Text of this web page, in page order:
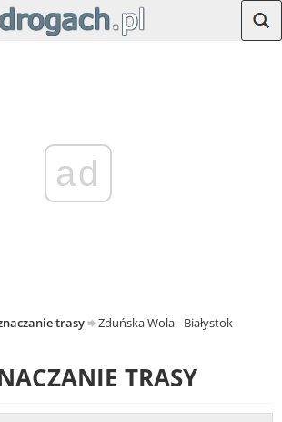
ad
trasy Zduńska Wola - Białystok
TRASY